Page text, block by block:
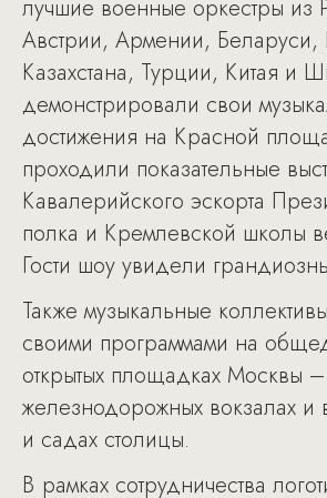
лучшие военные оркестры из
Австрии, Армении, Беларуси,
Казахстана, Турции, Китая и
демонстрировали свои
достижения на Красной
проходили показательные
Кавалерийского эскорта
полка и Кремлевской школы
Гости шоу увидели
Также музыкальные
своими программами на
открытых площадках Москвы
железнодорожных вокзалах и
и садах столицы.
В рамках сотрудничества